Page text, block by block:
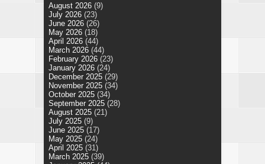
August 2026 (9)
July 2026 (23)
June 2026 (26)
May 2026 (18)
April 2026 (44)
March 2026 (44)
February 2026 (23)
January 2026 (24)
December 2025 (29)
November 2025 (34)
October 2025 (34)
September 2025 (28)
August 2025 (21)
July 2025 (9)
June 2025 (17)
May 2025 (24)
April 2025 (31)
March 2025 (39)